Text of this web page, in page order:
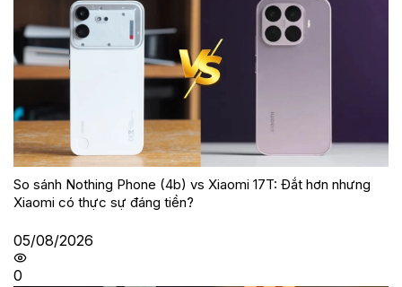
So sánh Nothing Phone (4b) vs Xiaomi 17T: Đắt hơn nhưng
Xiaomi có thực sự đáng tiền?
05/08/2026
0